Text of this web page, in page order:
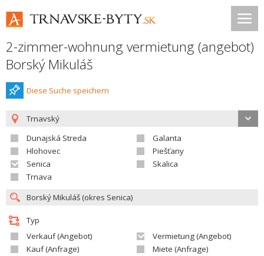
2-zimmer-wohnung vermietung (angebot)
Borský Mikuláš
Diese Suche speichern
Trnavský
Dunajská Streda
Galanta
Hlohovec
Piešťany
Senica
Skalica
Trnava
Typ
Verkauf (Angebot)
Vermietung (Angebot)
Kauf (Anfrage)
Miete (Anfrage)